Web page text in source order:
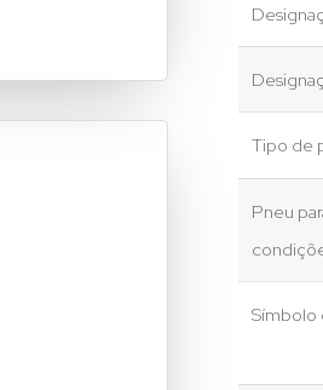
Tipo de
Pneu
Símbolo